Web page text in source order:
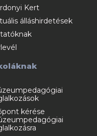
Kert
álláshirdetések
kérése